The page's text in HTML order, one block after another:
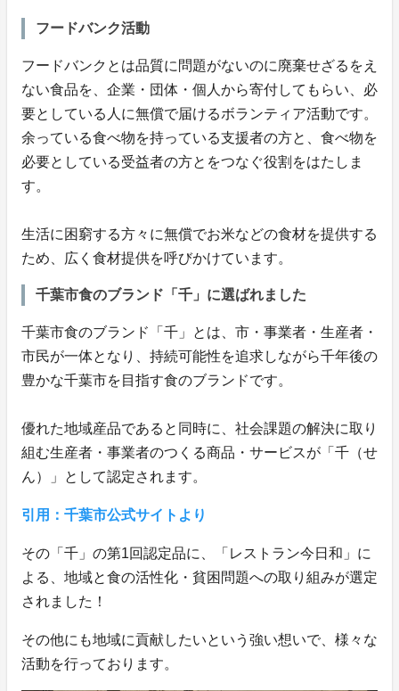
フードバンク活動
フードバンクとは品質に問題がないのに廃棄せざるをえ
ない食品を、企業・団体・個人から寄付してもらい、必
要としている人に無償で届けるボランティア活動です。
余っている食べ物を持っている支援者の方と、食べ物を
必要としている受益者の方とをつなぐ役割をはたしま
す。
生活に困窮する方々に無償でお米などの食材を提供する
ため、広く食材提供を呼びかけています。
千葉市食のブランド「千」に選ばれました
千葉市食のブランド「千」とは、市・事業者・生産者・
市民が一体となり、持続可能性を追求しながら千年後の
豊かな千葉市を目指す食のブランドです。
優れた地域産品であると同時に、社会課題の解決に取り
組む生産者・事業者のつくる商品・サービスが「千（せ
ん）」として認定されます。
引用：千葉市公式サイトより
その「千」の第1回認定品に、「レストラン今日和」に
よる、地域と食の活性化・貧困問題への取り組みが選定
されました！
その他にも地域に貢献したいという強い想いで、様々な
活動を行っております。